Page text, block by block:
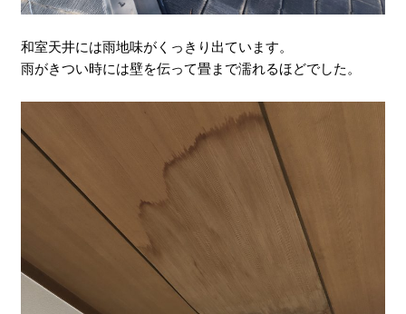
和室天井には雨地味がくっきり出ています。
雨がきつい時には壁を伝って畳まで濡れるほどでした。